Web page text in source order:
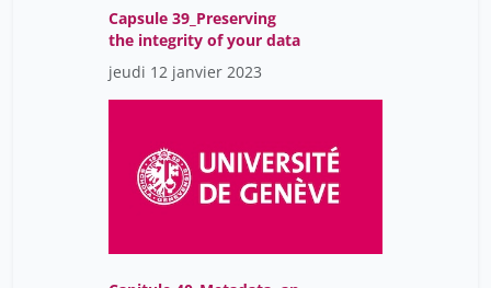
Capsule 39_Preserving
the integrity of your data
jeudi 12 janvier 2023